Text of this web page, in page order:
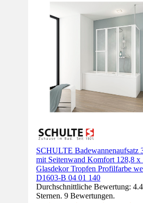
SCHULTE Badewannenaufsatz
mit Seitenwand Komfort 128,8 x
Glasdekor Tropfen Profilfarbe
D1603-B 04 01 140
Durchschnittliche Bewertung:
Sternen. 9 Bewertungen.